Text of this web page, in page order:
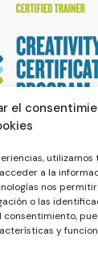
el
utilizamos
a la
nos
o las
consentimiento,
y